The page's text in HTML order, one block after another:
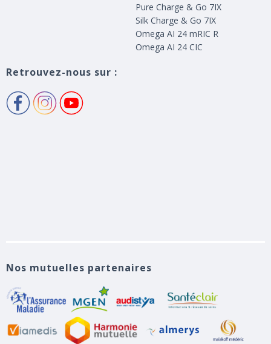
Pure Charge & Go 7IX
Silk Charge & Go 7IX
Omega AI 24 mRIC R
Omega AI 24 CIC
Retrouvez-nous sur :
Nos mutuelles partenaires